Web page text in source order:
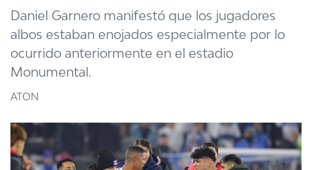
TVN VERTICAL
TVN PLAY
PROGRAMAS
NTV
Daniel Garnero manifestó que los jugadores
albos estaban enojados especialmente por lo
ocurrido anteriormente en el estadio
Monumental.
ATON